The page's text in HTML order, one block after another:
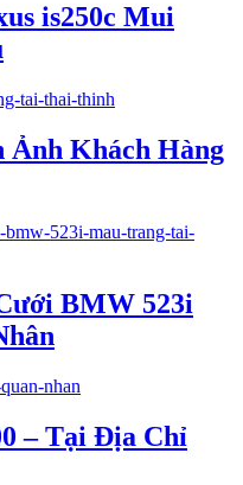
is250c Mui
Ảnh Khách Hàng
BMW 523i
– Tại Địa Chỉ